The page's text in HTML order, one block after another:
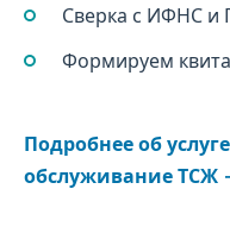
Сверка с ИФНС и
Формируем
Подробнее об
обслуживание ТСЖ